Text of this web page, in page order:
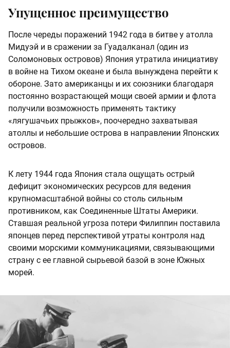
Упущенное преимущество
После череды поражений 1942 года в битве у атолла
Мидуэй и в сражении за Гуадалканал (один из
Соломоновых островов) Япония утратила инициативу
в войне на Тихом океане и была вынуждена перейти к
обороне. Зато американцы и их союзники благодаря
постоянно возрастающей мощи своей армии и флота
получили возможность применять тактику
«лягушачьих прыжков», поочередно захватывая
атоллы и небольшие острова в направлении Японских
островов.
К лету 1944 года Япония стала ощущать острый
дефицит экономических ресурсов для ведения
крупномасштабной войны со столь сильным
противником, как Соединенные Штаты Америки.
Ставшая реальной угроза потери Филиппин поставила
японцев перед перспективой утраты контроля над
своими морскими коммуникациями, связывающими
страну с ее главной сырьевой базой в зоне Южных
морей.